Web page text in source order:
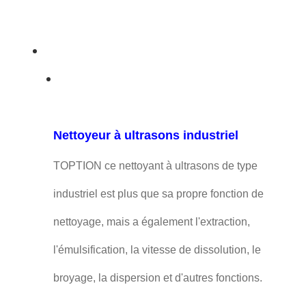
Nettoyeur à ultrasons industriel
TOPTION ce nettoyant à ultrasons de type
industriel est plus que sa propre fonction de
nettoyage, mais a également l'extraction,
l'émulsification, la vitesse de dissolution, le
broyage, la dispersion et d'autres fonctions.